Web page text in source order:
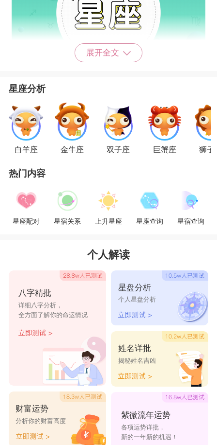
金牛座，摩羯座，
跟土象星座的人谈恋爱有一种莫名的压力。
其实土象星座的人都是外冷内热的，只是在不
熟悉的人面前装着高冷，土象星座的人在喜欢的人
装，而且面对喜欢的人，他们的高要求都变得没有
那么高了，他们会想要在喜欢的人身边撒娇，装可
如果土象星座的人在你们身边总是装着高冷的
思，可能他们真的不喜欢你。
风象星座
天秤座，水瓶座
风向星座的人都比较会说话，擅于交际，他们
热爱自由，无论是生活中还是感情中，他们都很讨
厌被控制，希望无拘无束的生活，风向星座的人经
常被认为花心。
风向星座的人在感情中不喜欢有太大的压力，
希望以最自然的状态的方式相处，在喜欢的人面
前，风向星座的人会很放松，感觉跟自己的另一半
就是兄弟/姐妹一样，两个人相处起来非常的舒
展开全文
星座分析
白羊座 金牛座 双子座 巨蟹座 狮子
热门内容
星座配对 星宿关系 上升星座 星座查询 星宿查询
个人解读
八字精批
详细八字分析，
全方面了解你的命运情况
财富运势
分析你的财富高度
星盘分析
个人星盘分析
姓名详批
揭秘姓名吉凶
紫微流年运势
各项运势详批，
新的一年新的机遇！